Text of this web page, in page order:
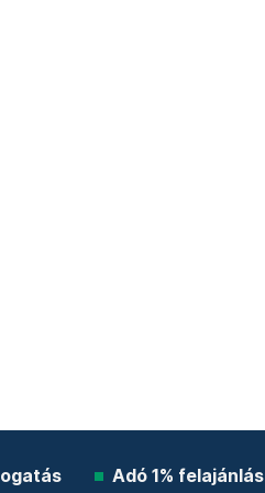
Adó 1% felajánlás